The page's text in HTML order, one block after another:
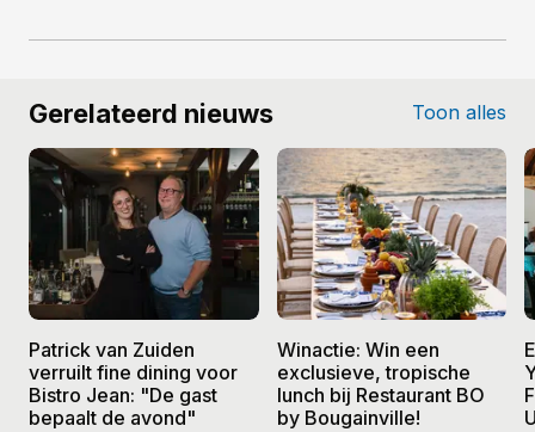
Gerelateerd nieuws Toon alles
Patrick van Zuiden
verruilt fine dining voor
Bistro Jean: "De gast
bepaalt de avond"
Winactie: Win een
exclusieve, tropische
lunch bij Restaurant BO
by Bougainville!